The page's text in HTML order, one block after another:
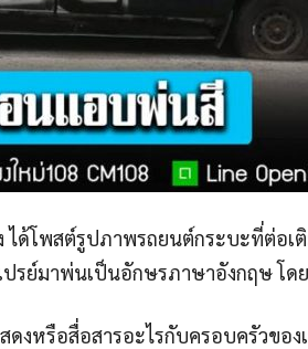
ได้โพสต์รูปภาพรถยนต์กระบะที่ต่อเ
รย์มาพ่นเป็นอักษรภาษาอังกฤษ โด
ดงหรือสื่อสารอะไรกับครอบครัวขอ